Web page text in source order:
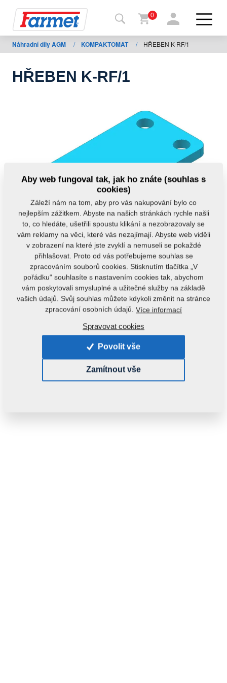
Zpět
na
stažení
0
Náhradní díly AGM / KOMPAKTOMAT / HŘEBEN K-RF/1
HŘEBEN K-RF/1
Kód produktu: 4021237
Tento díl je použitelný i pro následující stroje:
1,0610 kg
Aby web fungoval tak, jak ho znáte (souhlas s
cookies)
Záleží nám na tom, aby pro vás nakupování bylo co
nejlepším zážitkem. Abyste na našich stránkách rychle našli
to, co hledáte, ušetřili spoustu klikání a nezobrazovaly se
vám reklamy na věci, které vás nezajímají. Abyste web viděli
v zobrazení na které jste zvyklí a nemuseli se pokaždé
přihlašovat. Proto od vás potřebujeme souhlas se
zpracováním souborů cookies. Stisknutím tlačítka „V
pořádku“ souhlasíte s nastavením cookies tak, abychom
vám poskytovali smysluplné a užitečné služby na základě
vašich údajů. Svůj souhlas můžete kdykoli změnit na stránce
zpracování osobních údajů. Více informací
Spravovat cookies
Povolit vše
Zamítnout vše